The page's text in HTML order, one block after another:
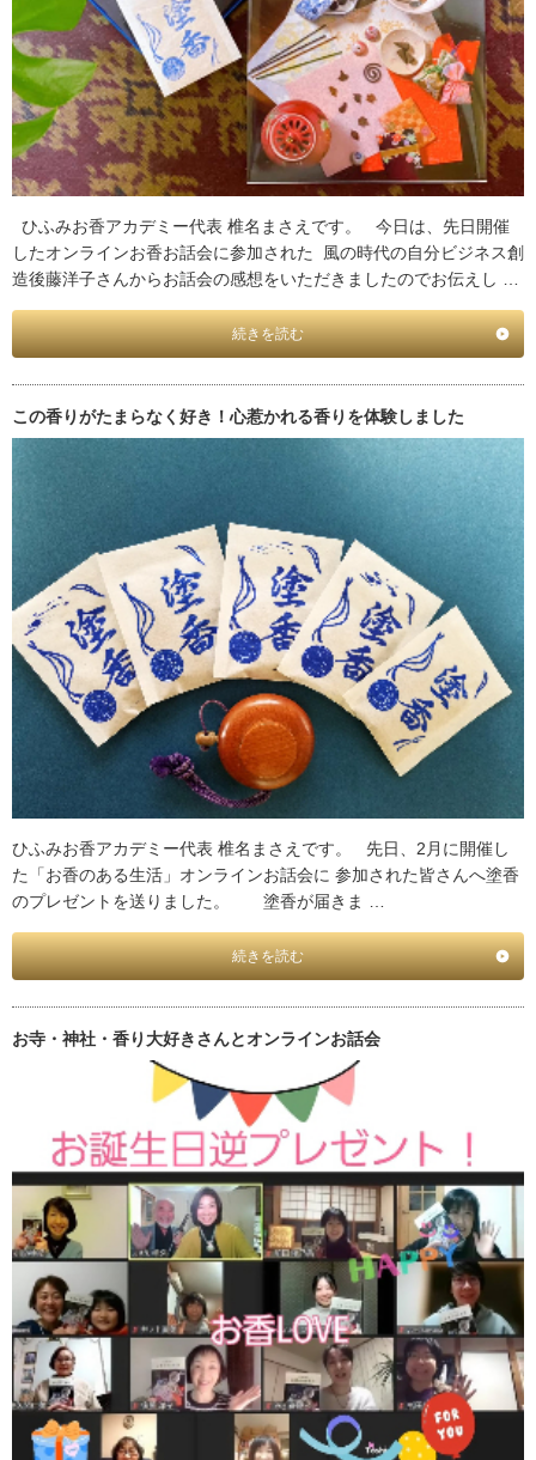
ひふみお香アカデミー代表 椎名まさえです。 今日は、先日開催
したオンラインお香お話会に参加された 風の時代の自分ビジネス創
造後藤洋子さんからお話会の感想をいただきましたのでお伝えし …
続きを読む
この香りがたまらなく好き！心惹かれる香りを体験しました
ひふみお香アカデミー代表 椎名まさえです。 先日、2月に開催し
た「お香のある生活」オンラインお話会に 参加された皆さんへ塗香
のプレゼントを送りました。 塗香が届きま …
続きを読む
お寺・神社・香り大好きさんとオンラインお話会